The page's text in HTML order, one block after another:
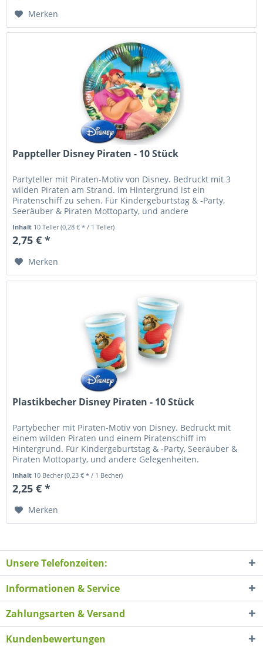
Merken
Pappteller Disney Piraten - 10 Stück
Partyteller mit Piraten-Motiv von Disney. Bedruckt mit 3
wilden Piraten am Strand. Im Hintergrund ist ein
Piratenschiff zu sehen. Für Kindergeburtstag & -Party,
Seeräuber & Piraten Mottoparty, und andere
Inhalt 10 Teller(0,28 € * / 1 Teller)
2,75 € *
Merken
Plastikbecher Disney Piraten - 10 Stück
Partybecher mit Piraten-Motiv von Disney. Bedruckt mit
einem wilden Piraten und einem Piratenschiff im
Hintergrund. Für Kindergeburtstag & -Party, Seeräuber &
Piraten Mottoparty, und andere Gelegenheiten.
Inhalt 10 Becher(0,23 € * / 1 Becher)
2,25 € *
Merken
Unsere Telefonzeiten:
Informationen & Service
Zahlungsarten & Versand
Kundenbewertungen